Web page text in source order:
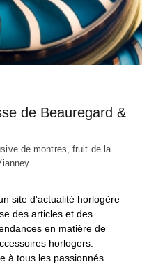
de Beauregard &
de montres, fruit de la
site d'actualité horlogère
des articles et des
en matière de
horlogers.
à tous les passionnés